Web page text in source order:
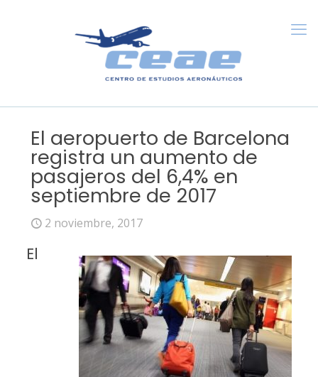
El aeropuerto de Barcelona
registra un aumento de
pasajeros del 6,4% en
septiembre de 2017
2 noviembre, 2017
El